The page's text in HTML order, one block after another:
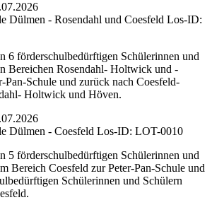
Dülmen - Rosendahl und Coesfeld Los-ID:
6 förderschulbedürftigen Schülerinnen und
Bereichen Rosendahl- Holtwick und -
Pan-Schule und zurück nach Coesfeld-
Holtwick und Höven.
Dülmen - Coesfeld Los-ID: LOT-0010
5 förderschulbedürftigen Schülerinnen und
Bereich Coesfeld zur Peter-Pan-Schule und
Schülerinnen und Schülern